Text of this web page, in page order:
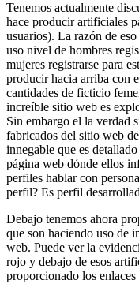
Tenemos actualmente
hace producir artificiales
usuarios). La razón de
uso nivel de hombres
mujeres registrarse para
producir hacia arriba con
cantidades de ficticio
increíble sitio web es
Sin embargo el la verdad
fabricados del sitio web
innegable que es
página web dónde ellos
perfiles hablar con
perfil? Es perfil
Debajo tenemos ahora
que son haciendo uso de
web. Puede ver la
rojo y debajo de esos
proporcionado los enlaces